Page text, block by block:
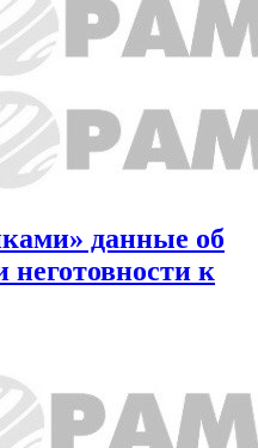
данные об
неготовности к